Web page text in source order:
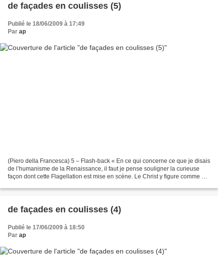
de façades en coulisses (5)
Publié le 18/06/2009 à 17:49
Par ap
(Piero della Francesca) 5 – Flash-back « En ce qui concerne ce que je disais
de l’humanisme de la Renaissance, il faut je pense souligner la curieuse
façon dont cette Flagellation est mise en scène. Le Christ y figure comme à
de façades en coulisses (4)
Publié le 17/06/2009 à 18:50
Par ap